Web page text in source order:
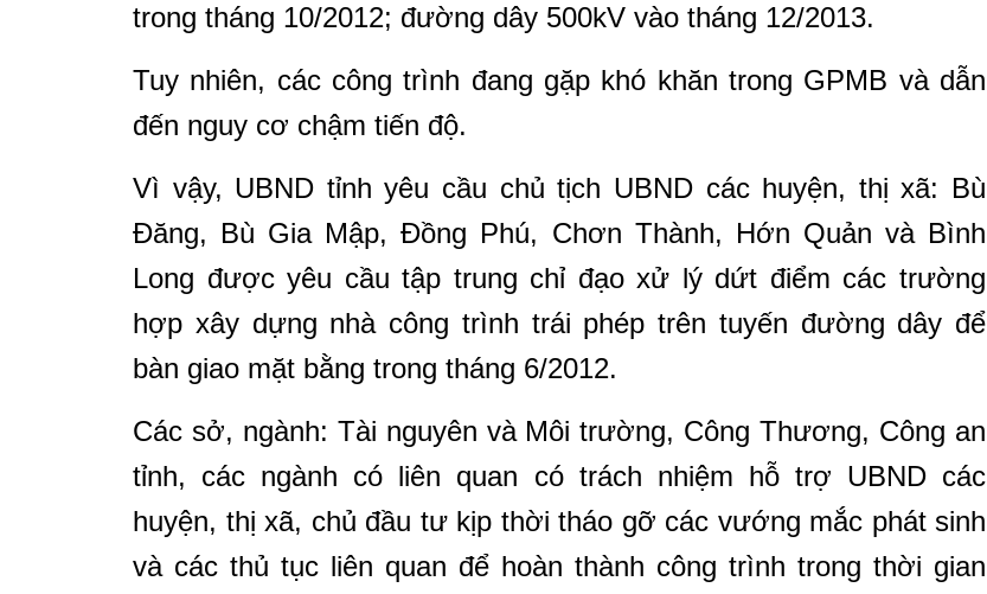
trong tháng 10/2012; đường dây 500kV vào tháng 12/2013.
Tuy nhiên, các công trình đang gặp khó khăn trong GPMB và dẫn
đến nguy cơ chậm tiến độ.
Vì vậy, UBND tỉnh yêu cầu chủ tịch UBND các huyện, thị xã: Bù
Đăng, Bù Gia Mập, Đồng Phú, Chơn Thành, Hớn Quản và Bình
Long được yêu cầu tập trung chỉ đạo xử lý dứt điểm các trường
hợp xây dựng nhà công trình trái phép trên tuyến đường dây để
bàn giao mặt bằng trong tháng 6/2012.
Các sở, ngành: Tài nguyên và Môi trường, Công Thương, Công an
tỉnh, các ngành có liên quan có trách nhiệm hỗ trợ UBND các
huyện, thị xã, chủ đầu tư kịp thời tháo gỡ các vướng mắc phát sinh
và các thủ tục liên quan để hoàn thành công trình trong thời gian